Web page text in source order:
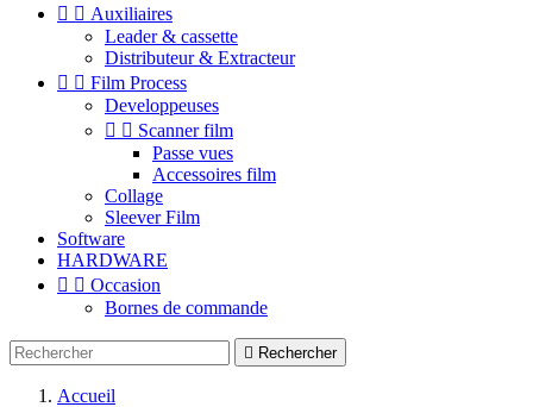
  Auxiliaires
Leader & cassette
Distributeur & Extracteur
  Film Process
Developpeuses
  Scanner film
Passe vues
Accessoires film
Collage
Sleever Film
Software
HARDWARE
  Occasion
Bornes de commande
 Rechercher
Accueil